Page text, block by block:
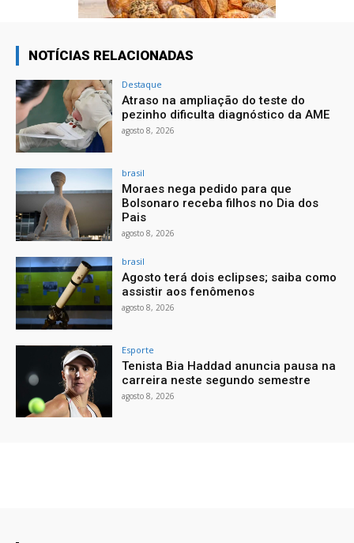
NOTÍCIAS RELACIONADAS
Destaque
Atraso na ampliação do teste do
pezinho dificulta diagnóstico da AME
agosto 8, 2026
brasil
Moraes nega pedido para que
Bolsonaro receba filhos no Dia dos
Pais
agosto 8, 2026
brasil
Agosto terá dois eclipses; saiba como
assistir aos fenômenos
agosto 8, 2026
Esporte
Tenista Bia Haddad anuncia pausa na
carreira neste segundo semestre
agosto 8, 2026